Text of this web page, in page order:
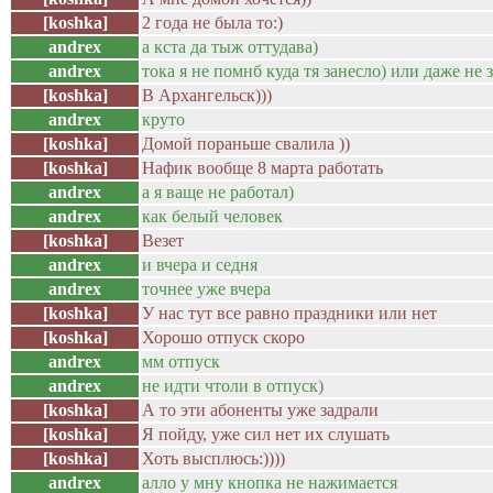
[koshka]
2 года не была то:)
andrex
а кста да тыж оттудава)
andrex
тока я не помнб куда тя занесло) или даже не
[koshka]
В Архангельск)))
andrex
круто
[koshka]
Домой пораньше свалила ))
[koshka]
Нафик вообще 8 марта работать
andrex
а я ваще не работал)
andrex
как белый человек
[koshka]
Везет
andrex
и вчера и седня
andrex
точнее уже вчера
[koshka]
У нас тут все равно праздники или нет
[koshka]
Хорошо отпуск скоро
andrex
мм отпуск
andrex
не идти чтоли в отпуск)
[koshka]
А то эти абоненты уже задрали
[koshka]
Я пойду, уже сил нет их слушать
[koshka]
Хоть высплюсь:))))
andrex
алло у мну кнопка не нажимается